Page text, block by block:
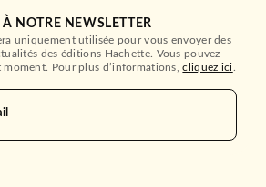
À NOTRE NEWSLETTER
uniquement utilisée pour vous envoyer des
des éditions Hachette. Vous pouvez
moment. Pour plus d’informations,cliquez ici